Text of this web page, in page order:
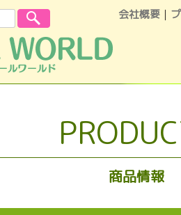
会社概要 ｜
商品情報